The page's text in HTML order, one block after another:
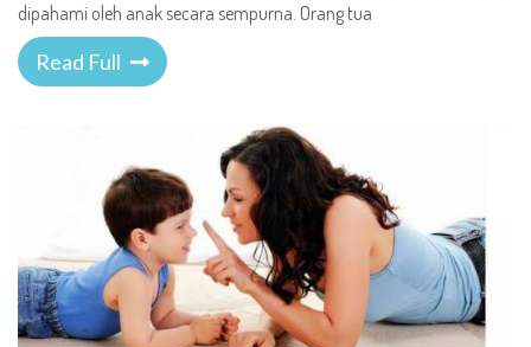
dipahami oleh anak secara sempurna. Orang tua
Read Full